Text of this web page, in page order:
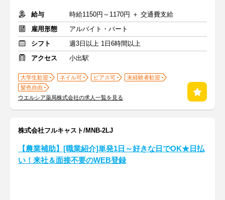
給与
時給1150円～1170円 ＋ 交通費支給
雇用形態
アルバイト・パート
シフト
週3日以上 1日6時間以上
アクセス
小出駅
大学生歓迎 ネイル可 ピアス可
未経験者歓迎
髪色自由
ウエルシア薬局株式会社の求人一覧を見る
株式会社フルキャスト/MNB-2LJ
【農業補助】[職業紹介]単発1日～好きな日でOK★日払
い！来社＆面接不要のWEB登録